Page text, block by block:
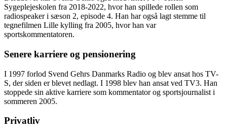
Sygeplejeskolen fra 2018-2022, hvor han spillede rollen som
radiospeaker i sæson 2, episode 4. Han har også lagt stemme til
tegnefilmen Lille kylling fra 2005, hvor han var
sportskommentatoren.
Senere karriere og pensionering
I 1997 forlod Svend Gehrs Danmarks Radio og blev ansat hos TV-
S, der siden er blevet nedlagt. I 1998 blev han ansat ved TV3. Han
stoppede sin aktive karriere som kommentator og sportsjournalist i
sommeren 2005.
Privatliv